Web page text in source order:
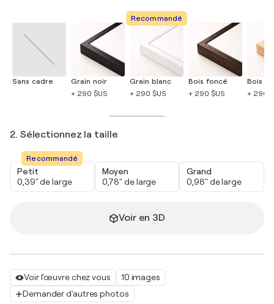
Voir l'œuvre chez vous
10 images
Demander d'autres photos
Sans cadre
Grain noir
+ 290 $US
Recommandé
Grain blanc
+ 290 $US
Bois foncé
+ 290 $US
Bois
+ 290
2. Sélectionnez la taille
Recommandé
Petit
0,39" de large
Moyen
0,78" de large
Grand
0,98" de large
Voir en 3D